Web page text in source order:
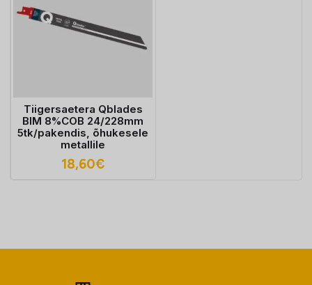
Tiigersaetera Qblades
BIM 8%COB 24/228mm
5tk/pakendis, õhukesele
metallile
18,60€